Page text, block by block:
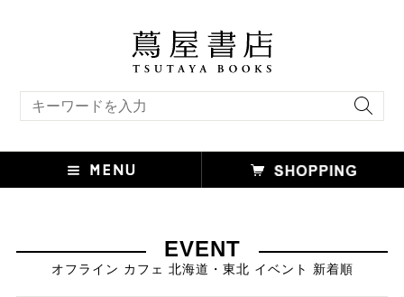
EVENT
オフライン カフェ 北海道・東北 イベント 新着順